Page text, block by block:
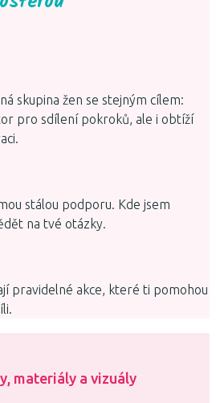
skupina žen se stejným cílem:
pro sdílení pokroků, ale i obtíží
stálou podporu. Kde jsem
na tvé otázky.
pravidelné akce, které ti pomohou
materiály a vizuály